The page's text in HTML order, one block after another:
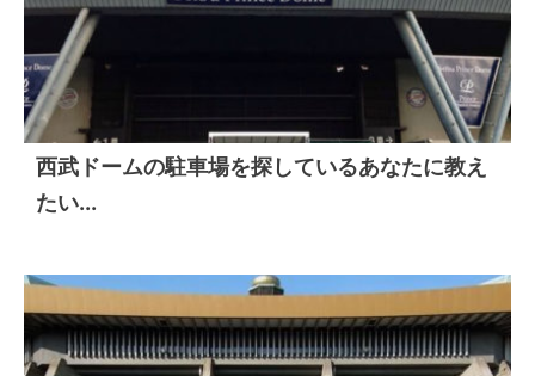
西武ドームの駐車場を探しているあなたに教え
たい...